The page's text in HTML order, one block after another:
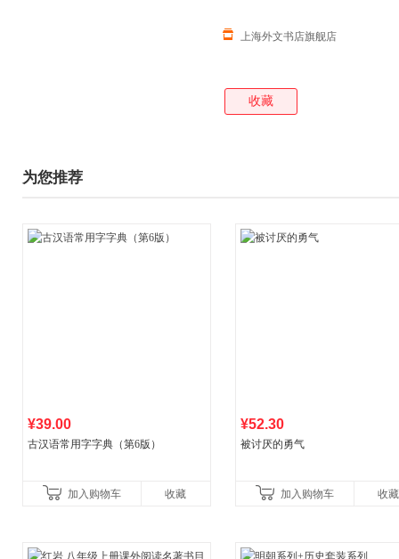
上海外文书店旗舰店
收藏
为您推荐
¥39.00
古汉语常用字字典（第6版）
加入购物车 收藏
¥52.30
被讨厌的勇气
加入购物车 收藏